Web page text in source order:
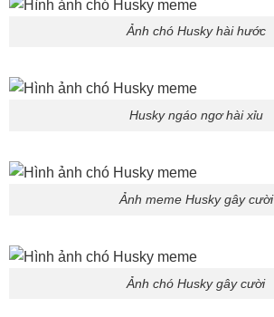
Ảnh chó Husky hài hước
Husky ngáo ngơ hài xỉu
Ảnh meme Husky gây cười
Ảnh chó Husky gây cười